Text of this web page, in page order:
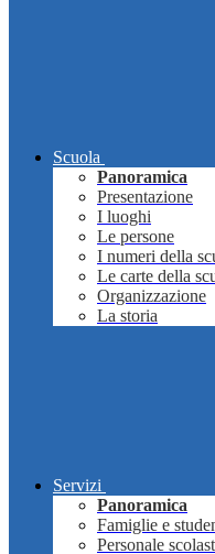
Scuola
Panoramica
Presentazione
I luoghi
Le persone
I numeri della
Le carte della
Organizzazione
La storia
Servizi
Panoramica
Famiglie e
Personale